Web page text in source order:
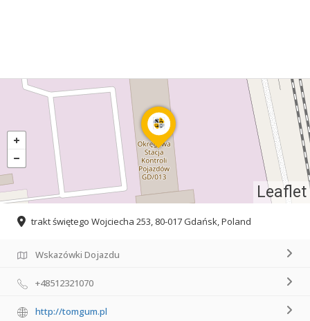
Leaflet
trakt świętego Wojciecha 253, 80-017 Gdańsk, Poland
Wskazówki Dojazdu
+48512321070
http://tomgum.pl